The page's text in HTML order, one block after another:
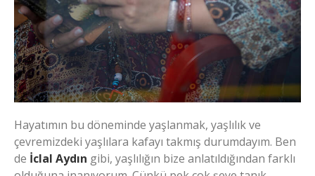
Hayatımın bu döneminde yaşlanmak, yaşlılık ve
çevremizdeki yaşlılara kafayı takmış durumdayım. Ben
de İclal Aydın gibi, yaşlılığın bize anlatıldığından farklı